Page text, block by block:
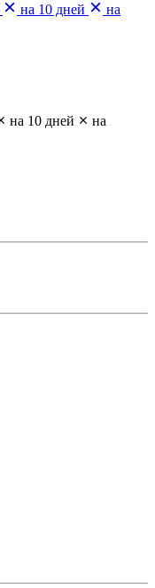
на 10 дней
на
на 10 дней
на